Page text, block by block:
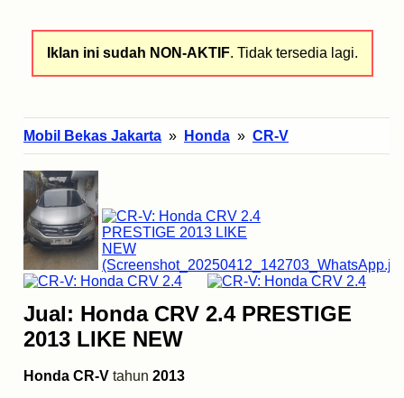
Iklan ini sudah NON-AKTIF. Tidak tersedia lagi.
Mobil Bekas Jakarta » Honda » CR-V
Jual: Honda CRV 2.4 PRESTIGE
2013 LIKE NEW
Honda CR-V tahun 2013